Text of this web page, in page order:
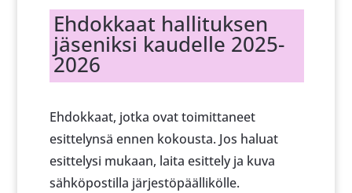
Ehdokkaat hallituksen
jäseniksi kaudelle 2025-
2026
Ehdokkaat, jotka ovat toimittaneet
esittelynsä ennen kokousta. Jos haluat
esittelysi mukaan, laita esittely ja kuva
sähköpostilla järjestöpäällikölle.